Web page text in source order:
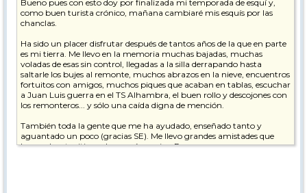
Bueno pues con esto doy por finalizada mi temporada de esquí y,
como buen turista crónico, mañana cambiaré mis esquís por las
chanclas.
Ha sido un placer disfrutar después de tantos años de la que en parte
es mi tierra. Me llevo en la memoria muchas bajadas, muchas
voladas de esas sin control, llegadas a la silla derrapando hasta
saltarle los bujes al remonte, muchos abrazos en la nieve, encuentros
fortuitos con amigos, muchos piques que acaban en tablas, escuchar
a Juan Luis guerra en el TS Alhambra, el buen rollo y descojones con
los remonteros... y sólo una caída digna de mención.
También toda la gente que me ha ayudado, enseñado tanto y
aguantado un poco (gracias SE). Me llevo grandes amistades que
hacen de este sitio un lugar aún mejor. Personas que pese a